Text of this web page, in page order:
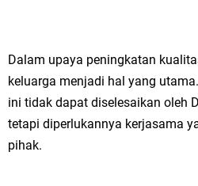
Dalam upaya peningkatan
keluarga menjadi hal yang
ini tidak dapat diselesaikan oleh
tetapi diperlukannya kerjasama
pihak.